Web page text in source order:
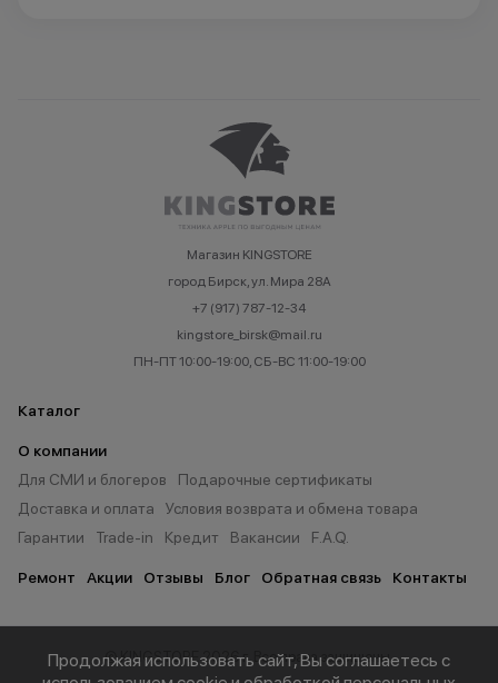
Магазин KINGSTORE
город Бирск, ул. Мира 28А
+7 (917) 787-12-34
kingstore_birsk@mail.ru
ПН-ПТ 10:00-19:00, СБ-ВС 11:00-19:00
Каталог
О компании
Для СМИ и блогеров
Подарочные сертификаты
Доставка и оплата
Условия возврата и обмена товара
Гарантии
Trade-in Кредит Вакансии F.A.Q.
Ремонт Акции Отзывы Блог Обратная связь Контакты
© KINGSTORE 2026 г. Все права защищены.
Продолжая использовать сайт, Вы соглашаетесь с